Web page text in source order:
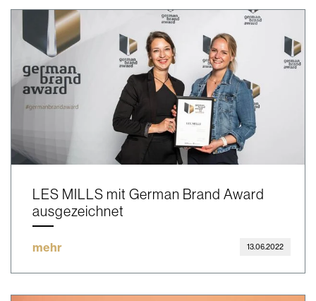
LES MILLS mit German Brand Award
ausgezeichnet
mehr 13.06.2022